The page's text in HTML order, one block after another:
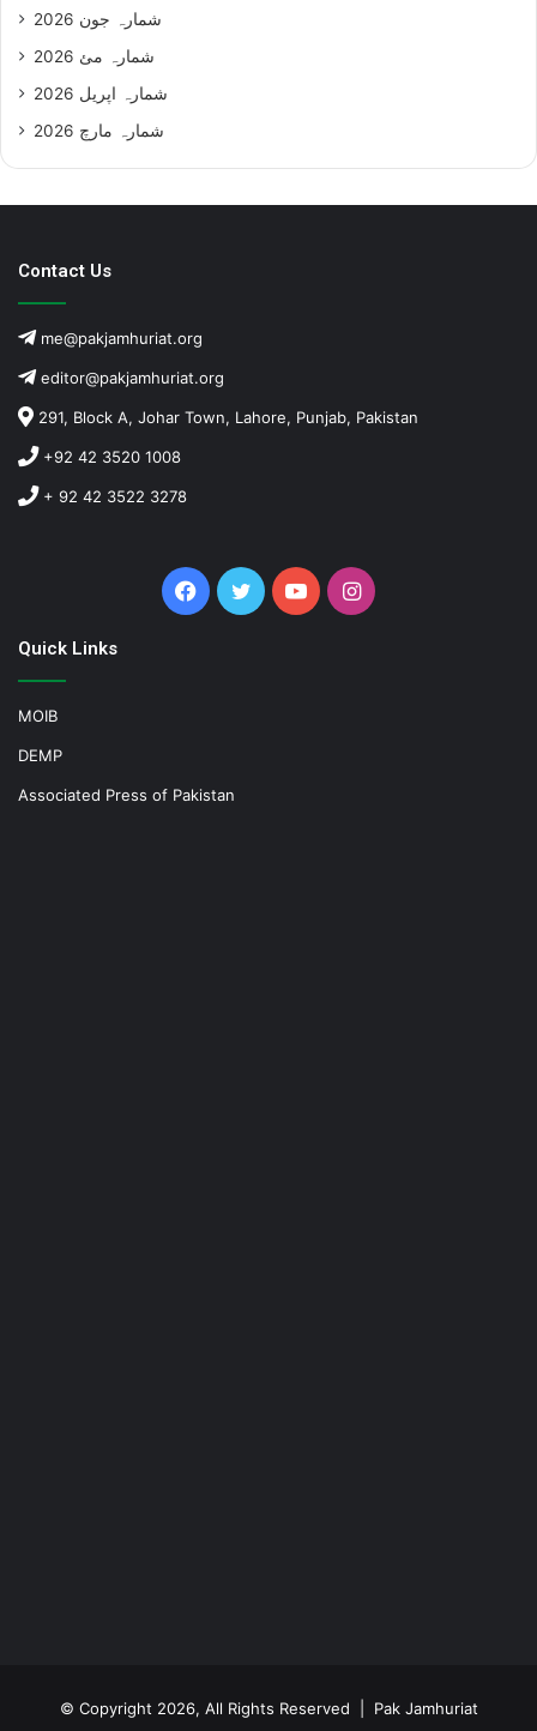
شمارہ جون 2026
شمارہ مئ 2026
شمارہ اپریل 2026
شمارہ مارچ 2026
Contact Us
me@pakjamhuriat.org
editor@pakjamhuriat.org
291, Block A, Johar Town, Lahore, Punjab, Pakistan
+92 42 3520 1008
+ 92 42 3522 3278
Facebook
TwitterYouTubeInstagram
Quick Links
MOIB
DEMP
Associated Press of Pakistan
© Copyright 2026, All Rights Reserved | Pak Jamhuriat